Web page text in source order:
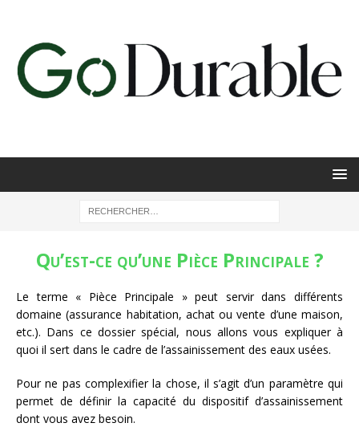
Qu’est-ce qu’une Pièce Principale ?
Le terme « Pièce Principale » peut servir dans différents
domaine (assurance habitation, achat ou vente d’une maison,
etc.). Dans ce dossier spécial, nous allons vous expliquer à
quoi il sert dans le cadre de l’assainissement des eaux usées.
Pour ne pas complexifier la chose, il s’agit d’un paramètre qui
permet de définir la capacité du dispositif d’assainissement
dont vous avez besoin.